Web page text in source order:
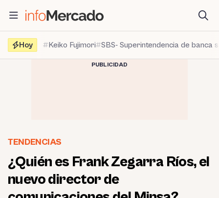
contenido
Hoy
Keiko Fujimori SBS- Superintendencia de banca
PUBLICIDAD
TENDENCIAS
¿Quién es Frank Zegarra Ríos, el
nuevo director de